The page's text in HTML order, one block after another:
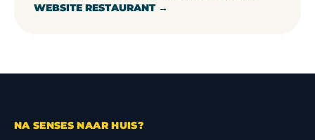
WEBSITE RESTAURANT →
NA SENSES NAAR HUIS?